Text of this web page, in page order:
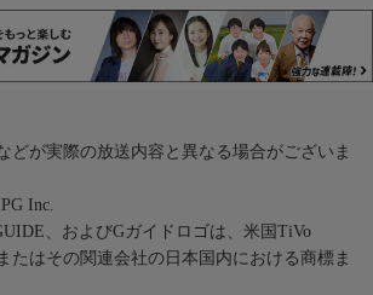
どが実際の放送内容と異なる場合がございま
Inc.
、およびGガイドロゴは、米国TiVo
たはその関連会社の日本国内における商標ま